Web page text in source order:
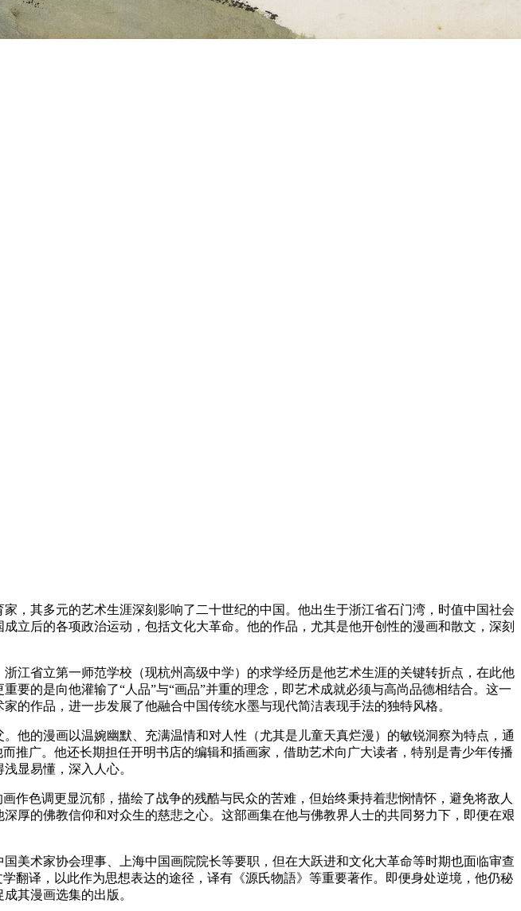
，其多元的艺术生涯深刻影响了二十世纪的中国。他出生于浙江省石门湾，时值中国社会
立后的各项政治运动，包括文化大革命。他的作品，尤其是他开创性的漫画和散文，深刻
江省立第一师范学校（现杭州高级中学）的求学经历是他艺术生涯的关键转折点，在此他
的是向他灌输了“人品”与“画品”并重的理念，即艺术成就必须与高尚品德相结合。这一
的作品，进一步发展了他融合中国传统水墨与现代简洁表现手法的独特风格。
他的漫画以温婉幽默、充满温情和对人性（尤其是儿童天真烂漫）的敏锐洞察为特点，通
推广。他还长期担任开明书店的编辑和插画家，借助艺术向广大读者，特别是青少年传播
显易懂，深入人心。
作色调更显沉郁，描绘了战争的残酷与民众的苦难，但始终秉持着悲悯情怀，避免将敌人
厚的佛教信仰和对众生的慈悲之心。这部画集在他与佛教界人士的共同努力下，即便在艰
美术家协会理事、上海中国画院院长等要职，但在大跃进和文化大革命等时期也面临审查
翻译，以此作为思想表达的途径，译有《源氏物語》等重要著作。即便身处逆境，他仍秘
其漫画选集的出版。